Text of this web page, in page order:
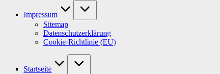
Impressum
Sitemap
Datenschutzerklärung
Cookie-Richtlinie (EU)
Startseite